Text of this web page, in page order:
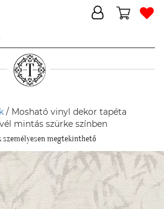
/ Mosható vinyl dekor tapéta
mintás szürke színben
megtekinthető